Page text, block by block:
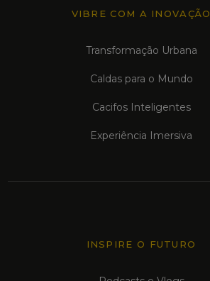
VIBRE COM A INOVAÇÃO
Transformação Urbana
Caldas para o Mundo
Cacifos Inteligentes
Experiência Imersiva
INSPIRE O FUTURO